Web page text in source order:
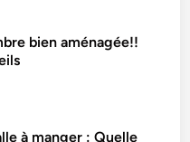
bien aménagée!!
à manger : Quelle